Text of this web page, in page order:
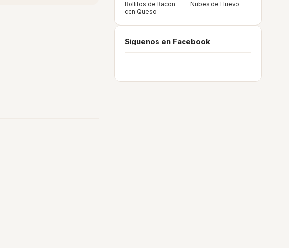
Rollitos de Bacon
con Queso
Nubes de Huevo
Síguenos en Facebook